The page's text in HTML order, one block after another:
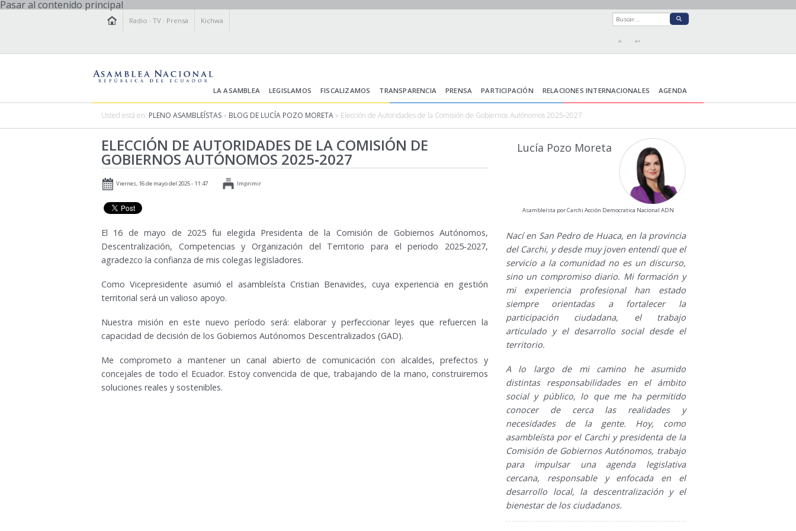
Pasar al contenido principal
Radio ·TV · Prensa Kichwa
A- A+
LA ASAMBLEA LEGISLAMOS FISCALIZAMOS TRANSPARENCIA PRENSA PARTICIPACIÓN RELACIONES INTERNACIONALES AGENDA
Usted está en: PLENO ASAMBLEÍSTAS » BLOG DE LUCÍA POZO MORETA » Elección de Autoridades de la Comisión de Gobiernos Autónomos 2025‑2027
ELECCIÓN DE AUTORIDADES DE LA COMISIÓN DE
GOBIERNOS AUTÓNOMOS 2025‑2027
Viernes, 16 de mayo del 2025 - 11:47 Imprimir
El 16 de mayo de 2025 fui elegida Presidenta de la Comisión de Gobiernos Autónomos,
Descentralización, Competencias y Organización del Territorio para el periodo 2025‑2027,
agradezco la confianza de mis colegas legisladores.
Como Vicepresidente asumió el asambleísta Cristian Benavides, cuya experiencia en gestión
territorial será un valioso apoyo.
Nuestra misión en este nuevo período será: elaborar y perfeccionar leyes que refuercen la
capacidad de decisión de los Gobiernos Autónomos Descentralizados (GAD).
Me comprometo a mantener un canal abierto de comunicación con alcaldes, prefectos y
concejales de todo el Ecuador. Estoy convencida de que, trabajando de la mano, construiremos
soluciones reales y sostenibles.
Lucía Pozo Moreta
Asambleísta por Carchi Acción Democratica Nacional ADN
Nací en San Pedro de Huaca, en la provincia
del Carchi, y desde muy joven entendí que el
servicio a la comunidad no es un discurso,
sino un compromiso diario. Mi formación y
mi experiencia profesional han estado
siempre orientadas a fortalecer la
participación ciudadana, el trabajo
articulado y el desarrollo social desde el
territorio.
A lo largo de mi camino he asumido
distintas responsabilidades en el ámbito
social y público, lo que me ha permitido
conocer de cerca las realidades y
necesidades de la gente. Hoy, como
asambleísta por el Carchi y presidenta de la
Comisión de Gobiernos Autónomos, trabajo
para impulsar una agenda legislativa
cercana, responsable y enfocada en el
desarrollo local, la descentralización y el
bienestar de los ciudadanos.